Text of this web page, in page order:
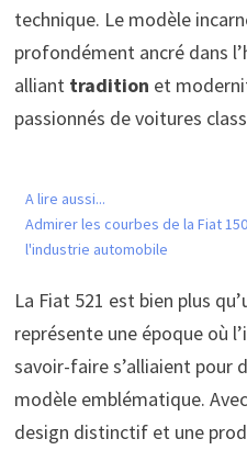
technique. Le modèle
profondément ancré dans
alliant tradition et
passionnés de voitures
A lire aussi...
Admirer les courbes de la Fiat
l'industrie automobile
La Fiat 521 est bien plus
représente une époque où
savoir-faire s’alliaient pour
modèle emblématique.
design distinctif et une